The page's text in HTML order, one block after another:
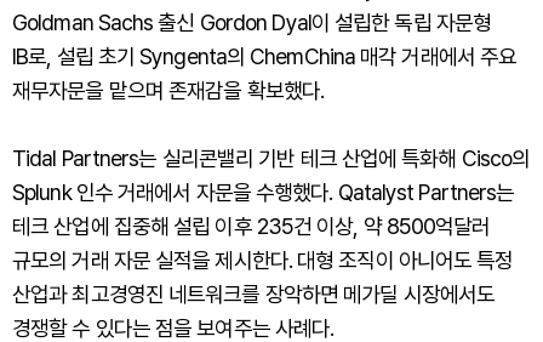
Goldman Sachs 출신 Gordon Dyal이 설립한 독립 자문형
IB로, 설립 초기 Syngenta의 ChemChina 매각 거래에서 주요
재무자문을 맡으며 존재감을 확보했다.
Tidal Partners는 실리콘밸리 기반 테크 산업에 특화해 Cisco의
Splunk 인수 거래에서 자문을 수행했다. Qatalyst Partners는
테크 산업에 집중해 설립 이후 235건 이상, 약 8500억달러
규모의 거래 자문 실적을 제시한다. 대형 조직이 아니어도 특정
산업과 최고경영진 네트워크를 장악하면 메가딜 시장에서도
경쟁할 수 있다는 점을 보여주는 사례다.